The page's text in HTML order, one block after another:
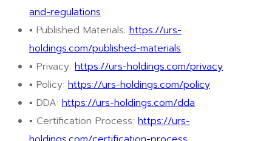
and-regulations
▪ Published Materials: https://urs-
holdings.com/published-materials
▪ Privacy: https://urs-holdings.com/privacy
▪ Policy: https://urs-holdings.com/policy
▪ DDA: https://urs-holdings.com/dda
▪ Certification Process: https://urs-